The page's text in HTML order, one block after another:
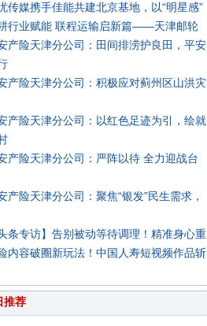
传媒携手佳能共建北京基地，以“明星感”
行业赋能 联程运输启新篇——天津邮轮
产险天津分公司：田间排涝护良田，平安
产险天津分公司：积极应对蓟州区山洪灾
产险天津分公司：以红色足迹为引，绘就
产险天津分公司：严阵以待 全力迎战台
产险天津分公司：聚焦“银发”民生需求，
条专访】告别被动等待调理！精准身心重
内容破圈新玩法！中国人寿短视频作品斩
推荐